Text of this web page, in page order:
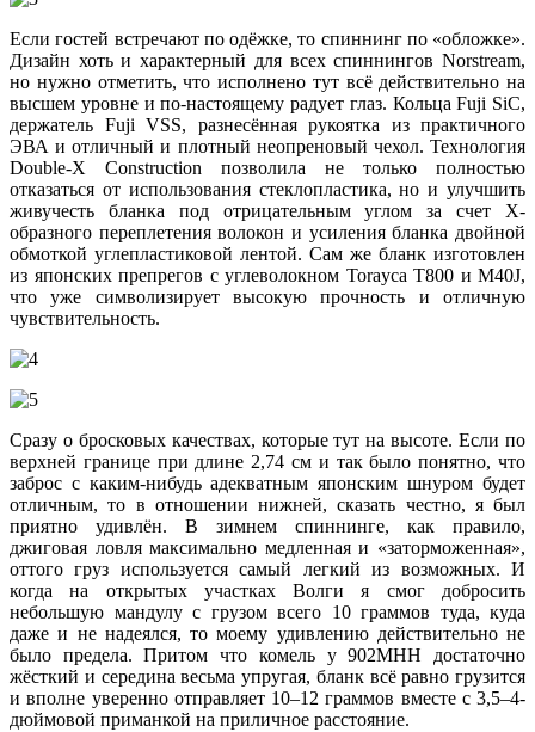
Если гостей встречают по одёжке, то спиннинг по «обложке».
Дизайн хоть и характерный для всех спиннингов Norstream,
но нужно отметить, что исполнено тут всё действительно на
высшем уровне и по-настоящему радует глаз. Кольца Fuji SiC,
держатель Fuji VSS, разнесённая рукоятка из практичного
ЭВА и отличный и плотный неопреновый чехол. Технология
Double-X Construction позволила не только полностью
отказаться от использования стеклопластика, но и улучшить
живучесть бланка под отрицательным углом за счет Х-
образного переплетения волокон и усиления бланка двойной
обмоткой углепластиковой лентой. Сам же бланк изготовлен
из японских препрегов с углеволокном Torayca T800 и М40J,
что уже символизирует высокую прочность и отличную
чувствительность.
Сразу о бросковых качествах, которые тут на высоте. Если по
верхней границе при длине 2,74 см и так было понятно, что
заброс с каким-нибудь адекватным японским шнуром будет
отличным, то в отношении нижней, сказать честно, я был
приятно удивлён. В зимнем спиннинге, как правило,
джиговая ловля максимально медленная и «заторможенная»,
оттого груз используется самый легкий из возможных. И
когда на открытых участках Волги я смог добросить
небольшую мандулу с грузом всего 10 граммов туда, куда
даже и не надеялся, то моему удивлению действительно не
было предела. Притом что комель у 902MHH достаточно
жёсткий и середина весьма упругая, бланк всё равно грузится
и вполне уверенно отправляет 10–12 граммов вместе с 3,5–4-
дюймовой приманкой на приличное расстояние.